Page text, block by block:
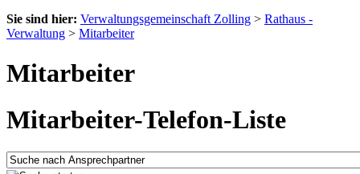
Sie sind hier: Verwaltungsgemeinschaft Zolling > Rathaus -
Verwaltung > Mitarbeiter
Mitarbeiter
Mitarbeiter-Telefon-Liste